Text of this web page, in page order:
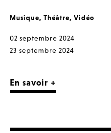
Musique, Théâtre, Vidéo
02 septembre 2024
23 septembre 2024
En savoir +